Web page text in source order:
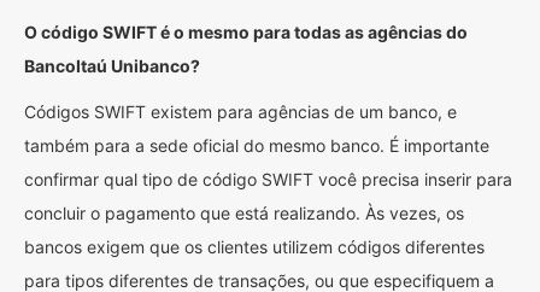
O código SWIFT é o mesmo para todas as agências do
BancoItaú Unibanco?
Códigos SWIFT existem para agências de um banco, e
também para a sede oficial do mesmo banco. É importante
confirmar qual tipo de código SWIFT você precisa inserir para
concluir o pagamento que está realizando. Às vezes, os
bancos exigem que os clientes utilizem códigos diferentes
para tipos diferentes de transações, ou que especifiquem a